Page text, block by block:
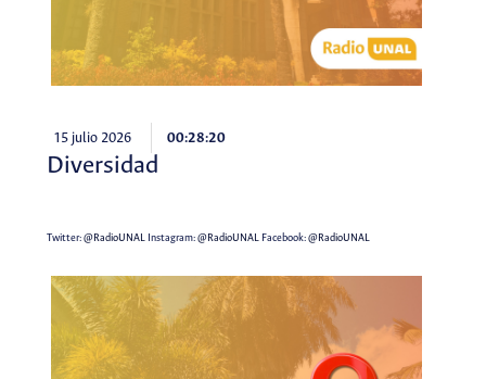
15 julio 2026 00:28:20
Diversidad
Twitter:@RadioUNALInstagram:@RadioUNALFacebook:@RadioUNAL